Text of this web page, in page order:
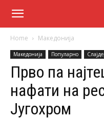
Home Македонија
Македонија Популарно
Прво па
нафати на
Југохром